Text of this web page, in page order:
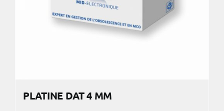
PLATINE DAT 4 MM